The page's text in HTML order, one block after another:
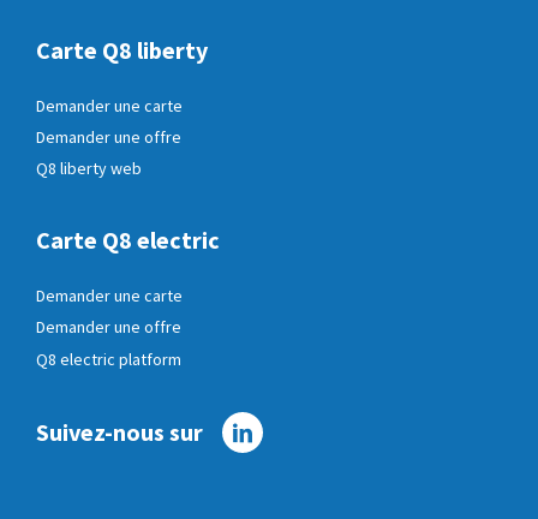
Carte Q8 liberty
Demander une carte
Demander une offre
Q8 liberty web
Carte Q8 electric
Demander une carte
Demander une offre
Q8 electric platform
Suivez-nous sur
Linkedin